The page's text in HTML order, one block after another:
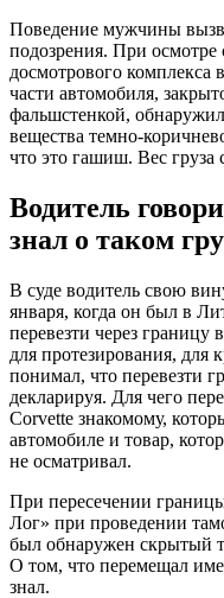
Поведение мужчины
подозрения. При
досмотрового комплекса
части автомобиля,
фальшстенкой,
вещества темно-
что это гашиш. Вес груза
Водитель
знал о таком
В суде водитель свою
января, когда он был в
перевезти через
для протезирования,
понимал, что перевезти
декларируя. Для чего
Corvette знакомому,
автомобиле и товар,
не осматривал.
При пересечении
Лог» при проведении
был обнаружен скрытый
О том, что перемещал
знал.